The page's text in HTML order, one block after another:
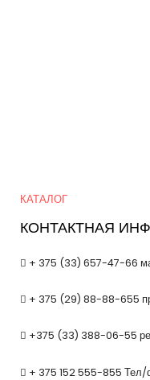
КАТАЛОГ
КОНТАКТНАЯ
+ 375 (33) 657-47-66
+ 375 (29) 88-88-655
+375 (33) 388-06-55
+ 375 152 555-855 Тел/